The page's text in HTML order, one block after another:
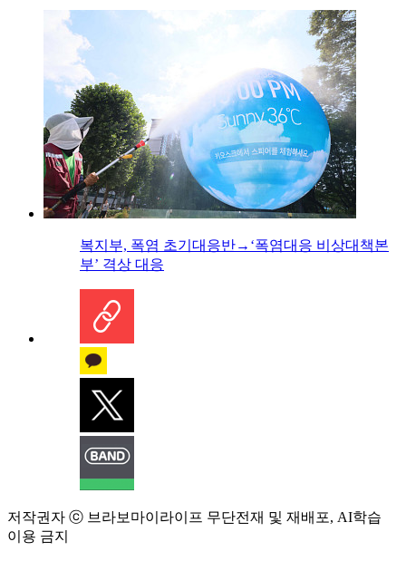
복지부, 폭염 초기대응반→‘폭염대응 비상대책본
부’ 격상 대응
저작권자 ⓒ 브라보마이라이프 무단전재 및 재배포, AI학습
이용 금지